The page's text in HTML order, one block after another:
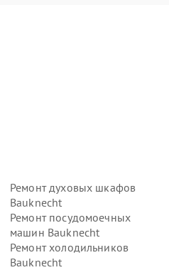
Ремонт духовых шкафов
Bauknecht
Ремонт посудомоечных
машин Bauknecht
Ремонт холодильников
Bauknecht